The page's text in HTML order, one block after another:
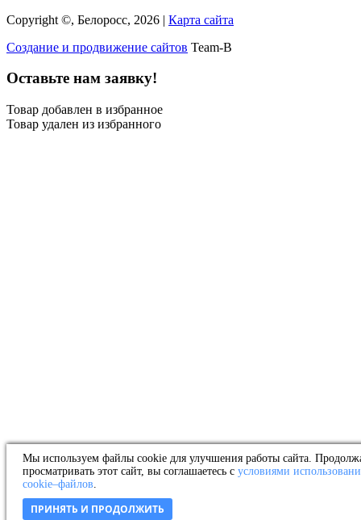
Copyright ©, Белоросс, 2026 | Карта сайта
Создание и продвижение сайтов Team-B
Оставьте нам заявку!
Товар добавлен в избранное
Товар удален из избранного
Мы используем файлы cookie для улучшения работы сайта.
просматривать этот сайт, вы соглашаетесь с условиями
cookie–файлов.
ПРИНЯТЬ И ПРОДОЛЖИТЬ